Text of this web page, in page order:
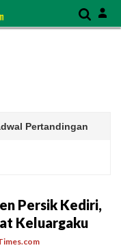
Pertandingan
Persik Kediri,
Keluargaku